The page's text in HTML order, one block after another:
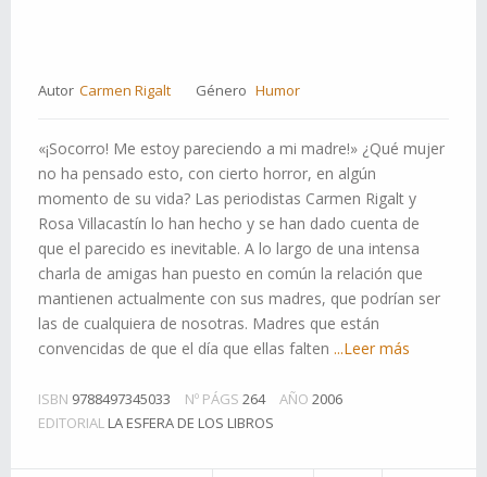
Autor Carmen Rigalt Género Humor
«¡Socorro! Me estoy pareciendo a mi madre!» ¿Qué mujer
no ha pensado esto, con cierto horror, en algún
momento de su vida? Las periodistas Carmen Rigalt y
Rosa Villacastín lo han hecho y se han dado cuenta de
que el parecido es inevitable. A lo largo de una intensa
charla de amigas han puesto en común la relación que
mantienen actualmente con sus madres, que podrían ser
las de cualquiera de nosotras. Madres que están
convencidas de que el día que ellas falten ...Leer más
ISBN 9788497345033 Nº PÁGS 264 AÑO 2006
EDITORIAL LA ESFERA DE LOS LIBROS